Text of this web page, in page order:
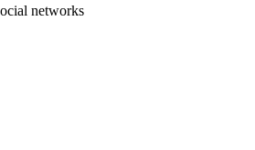
networks